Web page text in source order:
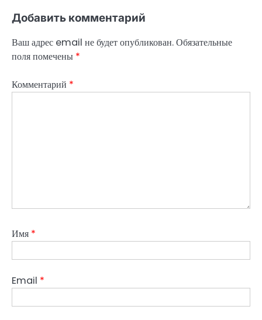
Добавить комментарий
Ваш адрес email не будет опубликован.Обязательные
поля помечены *
Комментарий *
Имя *
Email *